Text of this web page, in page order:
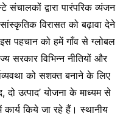
संचालकों द्वारा पारंपरिक व्यंजन
विरासत को बढ़ावा देने
पहचान को हमें गाँव से ग्लोबल
सरकार विभिन्न नीतियों और
को सशक्त बनाने के लिए
उत्पाद’ योजना के माध्यम से
कार्य किये जा रहे हैं। स्थानीय